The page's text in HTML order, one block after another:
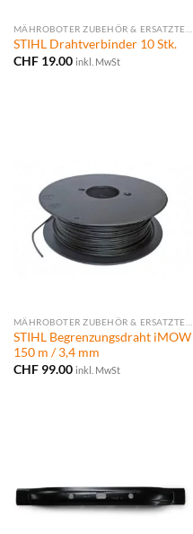
STIHL Drahtverbinder 10 Stk.
CHF19.00 inkl. MwSt
MÄHROBOTER ZUBEHÖR & ERSATZTEILE
STIHL Begrenzungsdraht iMOW
150 m / 3,4 mm
CHF99.00 inkl. MwSt